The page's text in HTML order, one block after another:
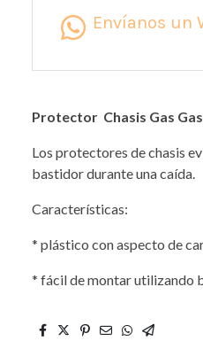
Envíanos un
Protector Chasis Gas Gas
Los protectores de chasis
bastidor durante una caída.
Características:
* plástico con aspecto de
* fácil de montar utilizando